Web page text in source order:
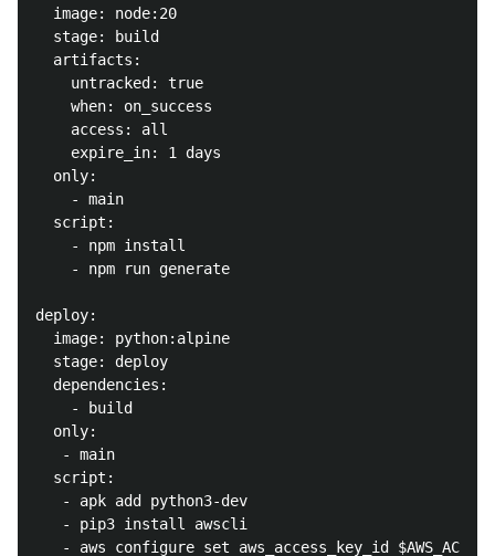
  image: node:20
  stage: build
  artifacts:
    untracked: true
    when: on_success
    access: all
    expire_in: 1 days
  only:
    - main
  script:
    - npm install
    - npm run generate
deploy:
  image: python:alpine
  stage: deploy
  dependencies:
    - build
  only:
   - main
  script:
   - apk add python3-dev
   - pip3 install awscli
- aws configure set aws_access_key_id